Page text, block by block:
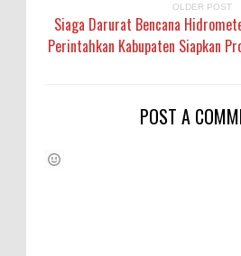
OLDER POST
Siaga Darurat Bencana
Perintahkan Kabupaten Siapkan
POST A